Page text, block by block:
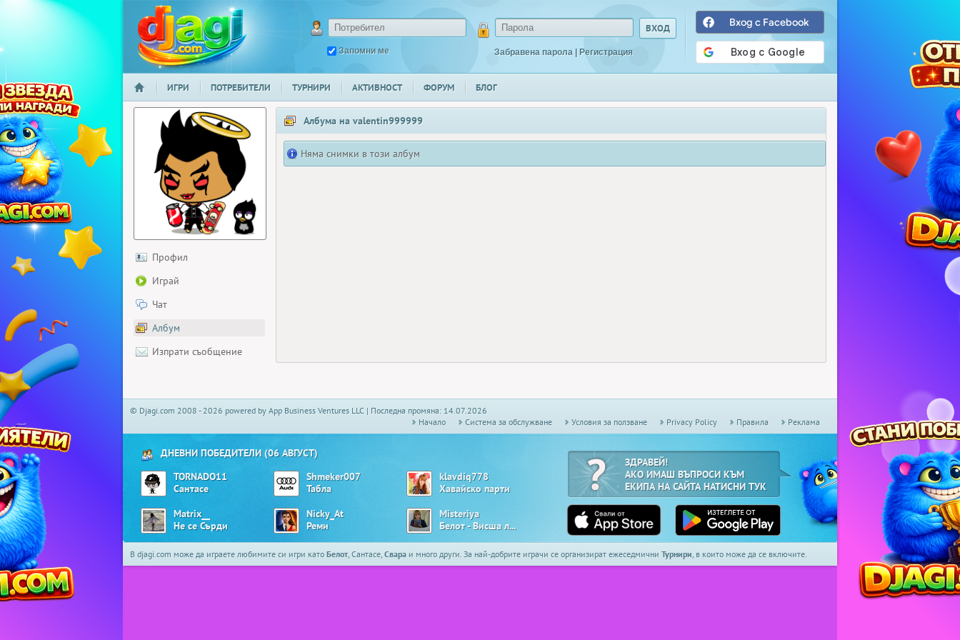
djagi.com
Запомни ме Забравена парола | Регистрация
Вход с Facebook
НАЧАЛО
ИГРИ ПОТРЕБИТЕЛИ ТУРНИРИ АКТИВНОСТ ФОРУМ БЛОГ
Профил
Играй
Чат
Албум
Изпрати съобщение
Албума на valentin999999
Няма снимки в този албум
© Djagi.com 2008 - 2026 powered by App Business Ventures LLC | Последна промяна: 14.07.2026
Начало
Системa за обслужване Условия за ползване Privacy Policy Правила Реклама
ДНЕВНИ ПОБЕДИТЕЛИ (06 АВГУСТ)
TORNADO11
Сантасе
Shmeker007
Табла
klavdiq778
Хавайско парти
Matrix__
Не се Сърди
Nicky_At
Реми
Misteriya
Белот - Висша лига
ЗДРАВЕЙ!
АКО ИМАШ ВЪПРОСИ КЪМ
ЕКИПА НА САЙТА НАТИСНИ ТУК
В djagi.com може да играете любимите си игри като Белот, Сантасе, Свара и много други. За най-добрите играчи се организират ежеседмични Турнири, в които може да се включите.